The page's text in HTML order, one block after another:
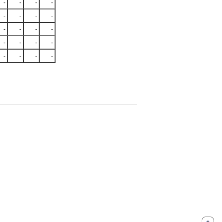
- - -
-
- - -
-
- - -
-
- - -
-
- - - -